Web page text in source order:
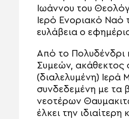
Ιωάννου του
Ιερό Ενοριακό Ναό
ευλάβεια ο
Από το Πολυδένδρι
Συμεών, ακάθεκτος
(διαλελυμένη)
συνδεδεμένη με τα
νεοτέρων
έλκει την